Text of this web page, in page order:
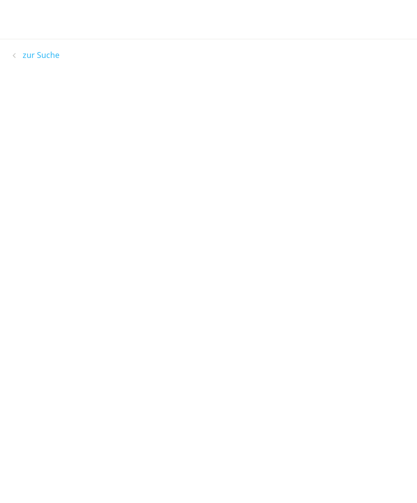
zur Suche